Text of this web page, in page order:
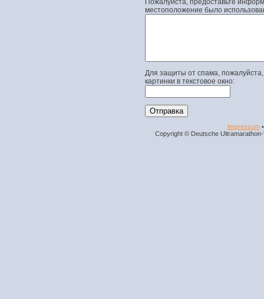
местоположение было
Для защиты от спама,
картинки в текстовое окно:
Impressum
Copyright © Deutsche